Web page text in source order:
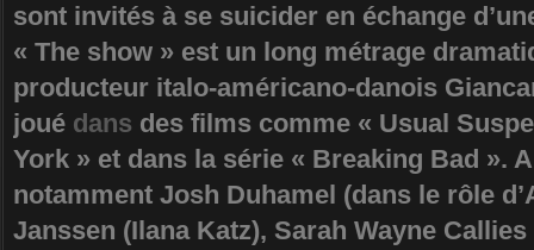
sont invités à se suicider en échange
« The show » est un long métrage
producteur italo-américano-danois
joué dans des films comme « Usual
York » et dans la série « Breaking Bad ».
notamment Josh Duhamel (dans le rôle
Janssen (Ilana Katz), Sarah Wayne